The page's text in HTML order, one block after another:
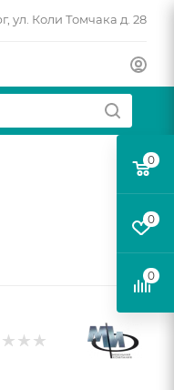
ул. Коли Томчака д. 28
0
0
0